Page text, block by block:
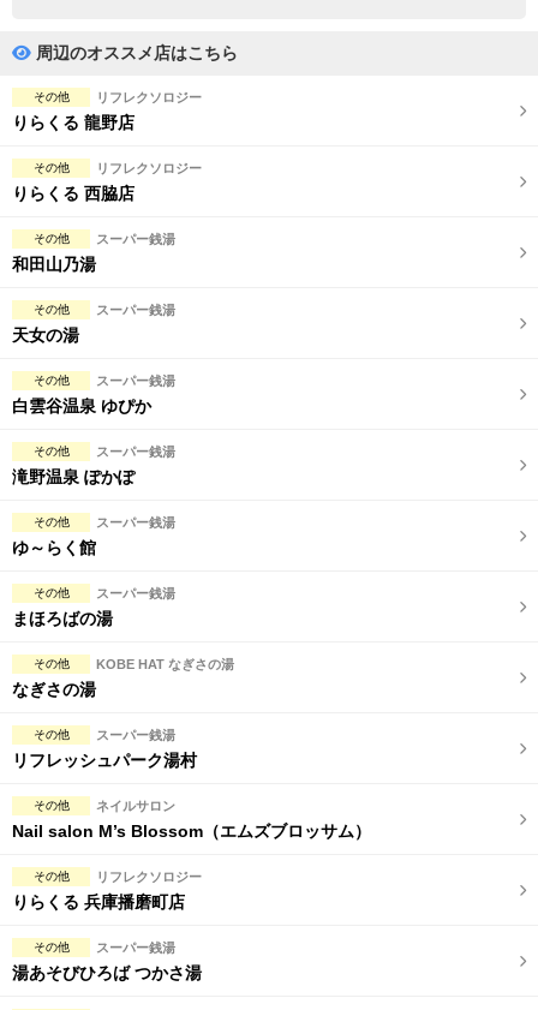
ペアルームあり
フットバスあり
日本人スタッフのみ
スタッフ指名可
周辺のオススメ店はこちら
その他 リフレクソロジー
りらくる 龍野店
その他 リフレクソロジー
りらくる 西脇店
その他 スーパー銭湯
和田山乃湯
その他 スーパー銭湯
天女の湯
その他 スーパー銭湯
白雲谷温泉 ゆぴか
その他 スーパー銭湯
滝野温泉 ぽかぽ
その他 スーパー銭湯
ゆ～らく館
その他 スーパー銭湯
まほろばの湯
その他 KOBE HAT なぎさの湯
なぎさの湯
その他 スーパー銭湯
リフレッシュパーク湯村
その他 ネイルサロン
Nail salon M’s Blossom（エムズブロッサム）
その他 リフレクソロジー
りらくる 兵庫播磨町店
その他 スーパー銭湯
湯あそびひろば つかさ湯